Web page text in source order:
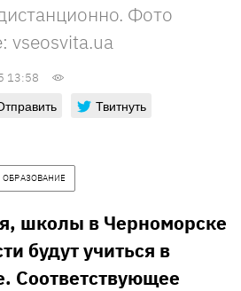
Фото
vseosvita.ua
13:58
Твитнуть
ОБРАЗОВАНИЕ
школы в Черноморске
будут учиться в
Соответствующее